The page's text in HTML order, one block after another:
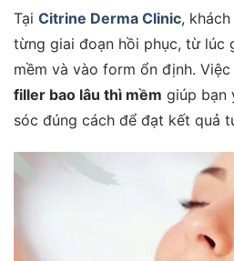
Tại Citrine Derma Clinic,
từng giai đoạn hồi phục, từ lúc
mềm và vào form ổn định. Việc
filler bao lâu thì mềm giúp bạn
sóc đúng cách để đạt kết quả